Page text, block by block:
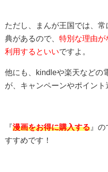
ただし、まんが王国では、
典があるので、 特別な理由が
利用するといいですよ。
他にも、kindleや楽天などの
が、キャンペーンやポイント
『漫画をお得に購入する 』
すすめです！